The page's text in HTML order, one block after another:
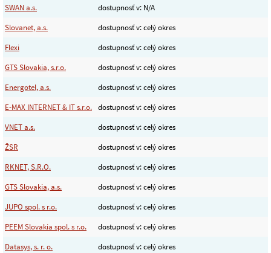
SWAN a.s.
dostupnosť v: N/A
Slovanet, a.s.
dostupnosť v: celý okres
Flexi
dostupnosť v: celý okres
GTS Slovakia, s.r.o.
dostupnosť v: celý okres
Energotel, a.s.
dostupnosť v: celý okres
E-MAX INTERNET & IT s.r.o. dostupnosť v: celý okres
VNET a.s.
dostupnosť v: celý okres
ŽSR
dostupnosť v: celý okres
RKNET, S.R.O.
dostupnosť v: celý okres
GTS Slovakia, a.s.
dostupnosť v: celý okres
JUPO spol. s r.o.
dostupnosť v: celý okres
PEEM Slovakia spol. s r.o.
dostupnosť v: celý okres
Datasys, s. r. o.
dostupnosť v: celý okres